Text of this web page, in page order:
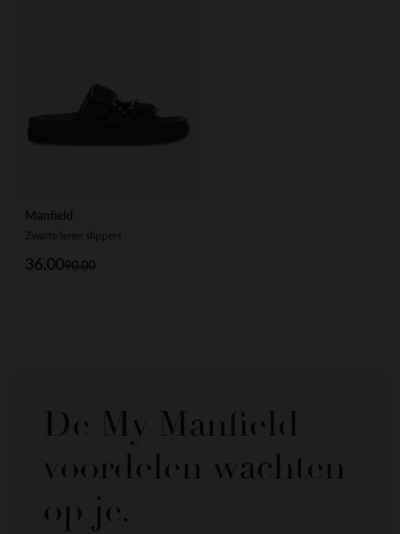
Manfield
Zwarte leren slippers
90.00
36.00
De My Manfield
voordelen wachten
op je.